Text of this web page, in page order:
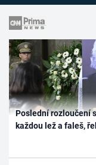
Poslední rozloučení
každou lež a faleš,